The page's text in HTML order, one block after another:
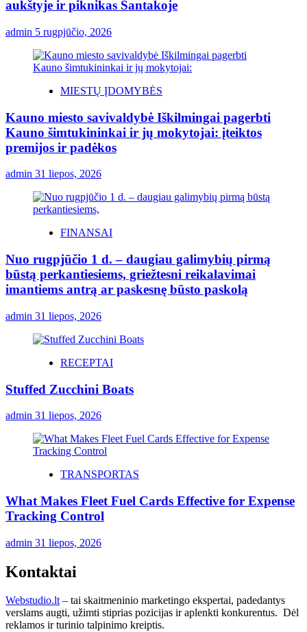
aukštyje ir piknikas Santakoje
admin 5 rugpjūčio, 2026
MIESTŲ ĮDOMYBĖS
Kauno miesto savivaldybė Iškilmingai pagerbti
Kauno šimtukininkai ir jų mokytojai: įteiktos
premijos ir padėkos
admin 31 liepos, 2026
FINANSAI
Nuo rugpjūčio 1 d. – daugiau galimybių pirmą
būstą perkantiesiems, griežtesni reikalavimai
imantiems antrą ar paskesnę būsto paskolą
admin 31 liepos, 2026
RECEPTAI
Stuffed Zucchini Boats
admin 31 liepos, 2026
TRANSPORTAS
What Makes Fleet Fuel Cards Effective for Expense
Tracking Control
admin 31 liepos, 2026
Kontaktai
Webstudio.lt– tai skaitmeninio marketingo ekspertai, padedantys
verslams augti, užimti stiprias pozicijas ir aplenkti konkurentus. Dėl
reklamos ir turinio talpinimo kreiptis.